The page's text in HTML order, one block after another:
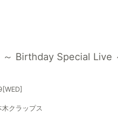
Birthday Special Live
[WED]
木クラップス